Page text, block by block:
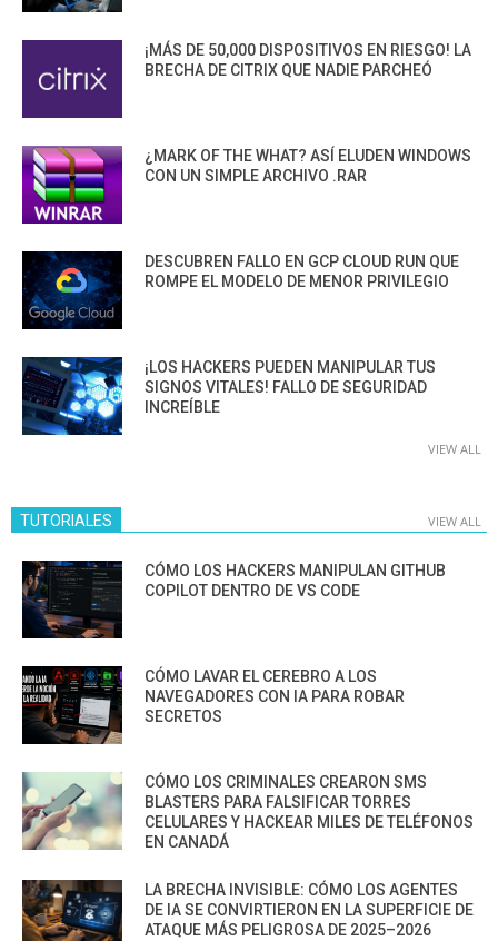
¡MÁS DE 50,000 DISPOSITIVOS EN RIESGO! LA
BRECHA DE CITRIX QUE NADIE PARCHEÓ
¿MARK OF THE WHAT? ASÍ ELUDEN WINDOWS
CON UN SIMPLE ARCHIVO .RAR
DESCUBREN FALLO EN GCP CLOUD RUN QUE
ROMPE EL MODELO DE MENOR PRIVILEGIO
¡LOS HACKERS PUEDEN MANIPULAR TUS
SIGNOS VITALES! FALLO DE SEGURIDAD
INCREÍBLE
VIEW ALL
TUTORIALES VIEW ALL
CÓMO LOS HACKERS MANIPULAN GITHUB
COPILOT DENTRO DE VS CODE
CÓMO LAVAR EL CEREBRO A LOS
NAVEGADORES CON IA PARA ROBAR
SECRETOS
CÓMO LOS CRIMINALES CREARON SMS
BLASTERS PARA FALSIFICAR TORRES
CELULARES Y HACKEAR MILES DE TELÉFONOS
EN CANADÁ
LA BRECHA INVISIBLE: CÓMO LOS AGENTES
DE IA SE CONVIRTIERON EN LA SUPERFICIE DE
ATAQUE MÁS PELIGROSA DE 2025–2026